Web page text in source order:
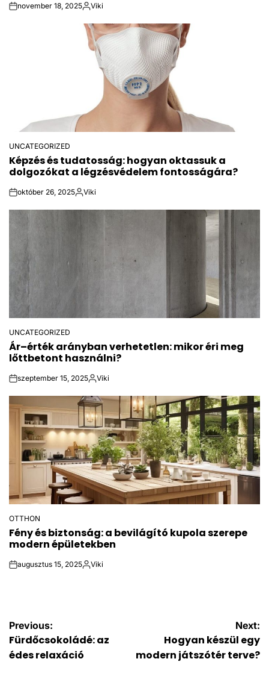
onnovember 18, 2025Posted
Viki
POSTED
IN
UNCATEGORIZED
Képzés és tudatosság: hogyan oktassuk a
dolgozókat a légzésvédelem fontosságára?
onoktóber 26, 2025Posted
Viki
POSTED
IN
UNCATEGORIZED
Ár–érték arányban verhetetlen: mikor éri meg
lőttbetont használni?
onszeptember 15, 2025Posted
Viki
POSTED
IN
OTTHON
Fény és biztonság: a bevilágító kupola szerepe
modern épületekben
onaugusztus 15, 2025Posted
Viki
Bejegyzés
navigáció
Previous:
Fürdőcsokoládé: az
édes relaxáció
Next:
Hogyan készül egy
modern játszótér terve?